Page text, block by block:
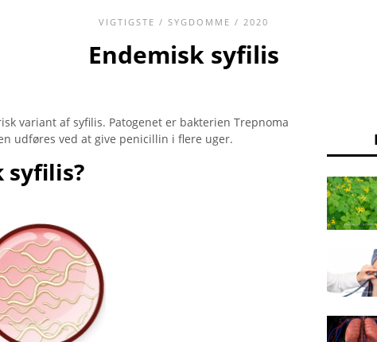
VIGTIGSTE / SYGDOMME / 2020
Endemisk syfilis
variant af syfilis. Patogenet er bakterien Trepnoma
udføres ved at give penicillin i flere uger.
syfilis?